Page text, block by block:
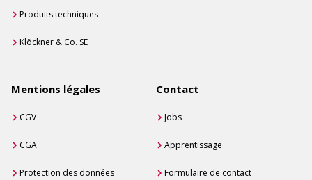
Produits techniques
Klöckner & Co. SE
Mentions légales
CGV
CGA
Protection des données
Contact
Jobs
Apprentissage
Formulaire de contact